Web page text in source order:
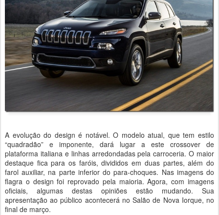
A evolução do design é notável. O modelo atual, que tem estilo
“quadradão” e imponente, dará lugar a este crossover de
plataforma italiana e linhas arredondadas pela carroceria. O maior
destaque fica para os faróis, divididos em duas partes, além do
farol auxiliar, na parte inferior do para-choques. Nas imagens do
flagra o design foi reprovado pela maioria. Agora, com imagens
oficiais, algumas destas opiniões estão mudando. Sua
apresentação ao público acontecerá no Salão de Nova Iorque, no
final de março.